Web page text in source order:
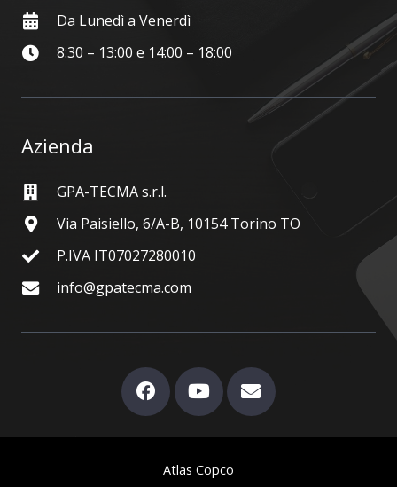
Da Lunedì a Venerdì
8:30 – 13:00 e 14:00 – 18:00
Azienda
GPA-TECMA s.r.l.
Via Paisiello, 6/A-B, 10154 Torino TO
P.IVA IT07027280010
info@gpatecma.com
Atlas Copco